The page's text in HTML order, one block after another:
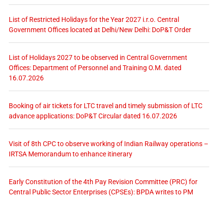
List of Restricted Holidays for the Year 2027 i.r.o. Central
Government Offices located at Delhi/New Delhi: DoP&T Order
List of Holidays 2027 to be observed in Central Government
Offices: Department of Personnel and Training O.M. dated
16.07.2026
Booking of air tickets for LTC travel and timely submission of LTC
advance applications: DoP&T Circular dated 16.07.2026
Visit of 8th CPC to observe working of Indian Railway operations –
IRTSA Memorandum to enhance itinerary
Early Constitution of the 4th Pay Revision Committee (PRC) for
Central Public Sector Enterprises (CPSEs): BPDA writes to PM